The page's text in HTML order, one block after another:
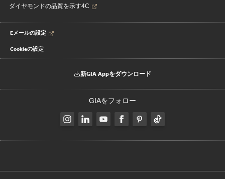
ダイヤモンドの品質を示す4C
Eメールの設定
Cookieの設定
新GIA Appをダウンロード
GIAをフォロー